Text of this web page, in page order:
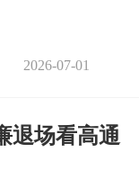
2026-07-01
退场看高通